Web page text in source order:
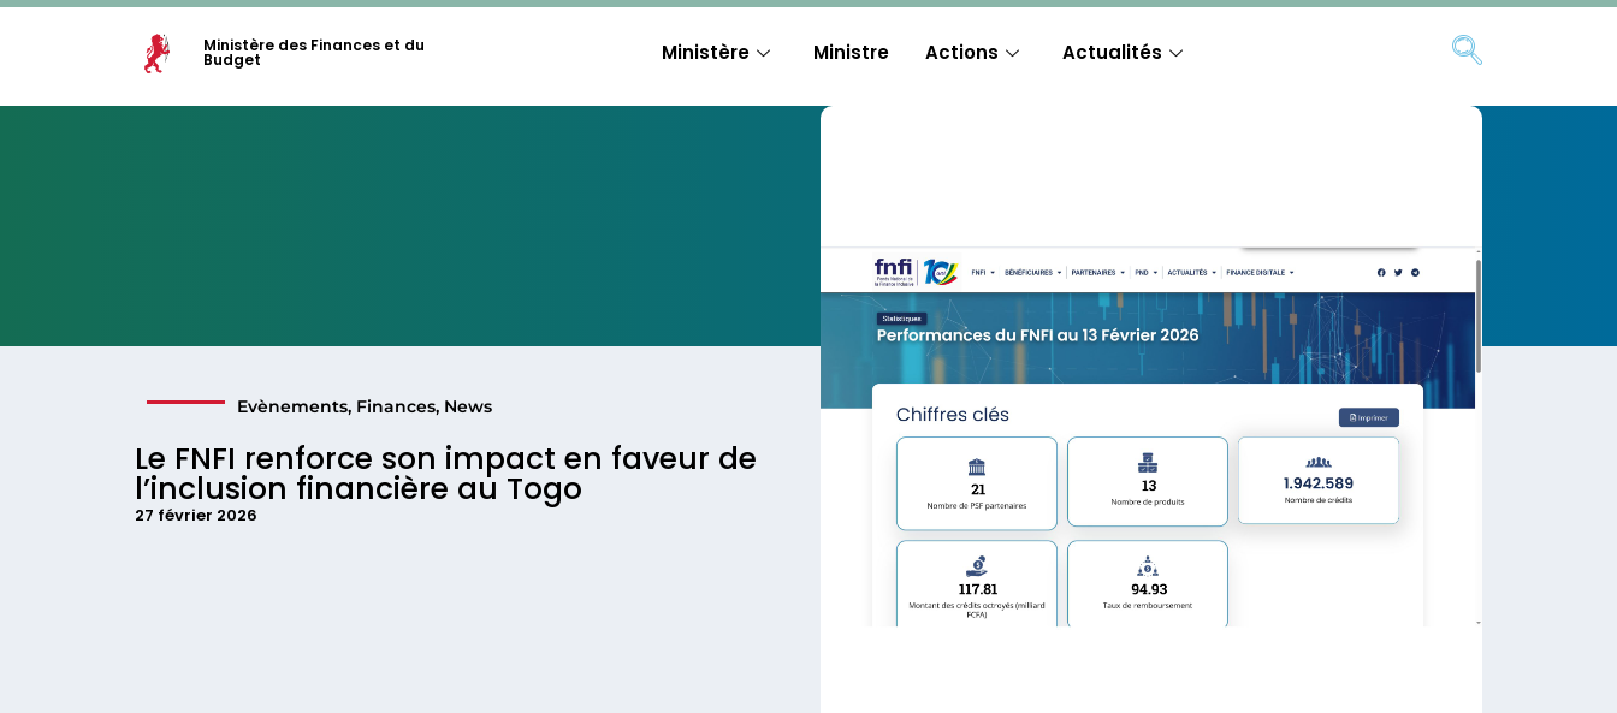
Ministère des Finances et du
Budget Ministère Ministre Actions Actualités
Evènements, Finances, News
Le FNFI renforce son impact en faveur de
l’inclusion financière au Togo
27 février 2026